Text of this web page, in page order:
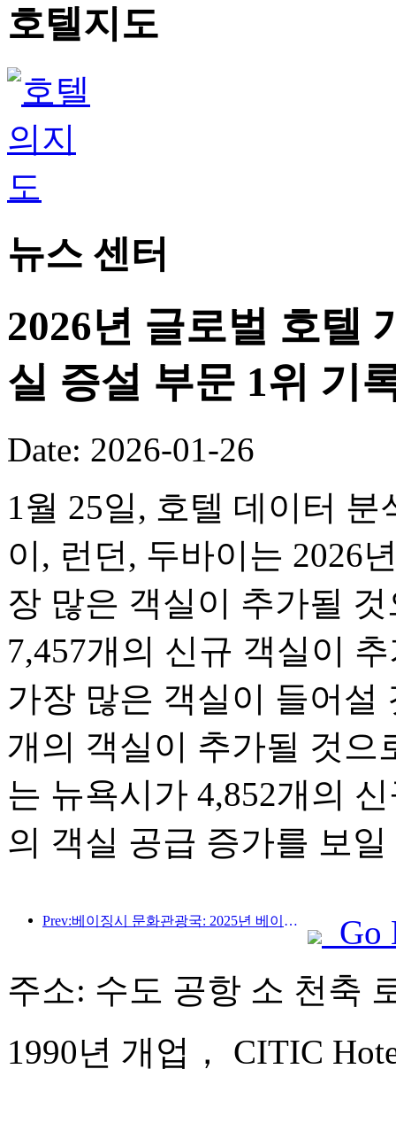
호텔지도
뉴스 센터
2026년 글로벌 호텔
실 증설 부문 1위 기
Date: 2026-01-26
1월 25일, 호텔 데이터
이, 런던, 두바이는 2026
장 많은 객실이 추가될
7,457개의 신규 객실이
가장 많은 객실이 들어설
개의 객실이 추가될 것으
는 뉴욕시가 4,852개의
의 객실 공급 증가를 보
Prev:베이징시 문화관광국: 2025년 베이징을 방문하는 외국인 관광객 수는 548만 명으로 전년 대비 39% 증가할 것으로 예상됩니다.
Go
주소: 수도 공항 소 천축
1990년 개업， CITIC